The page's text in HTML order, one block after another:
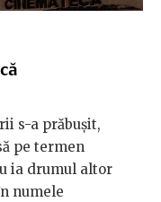
s-a prăbușit,
pe termen
ia drumul altor
numele